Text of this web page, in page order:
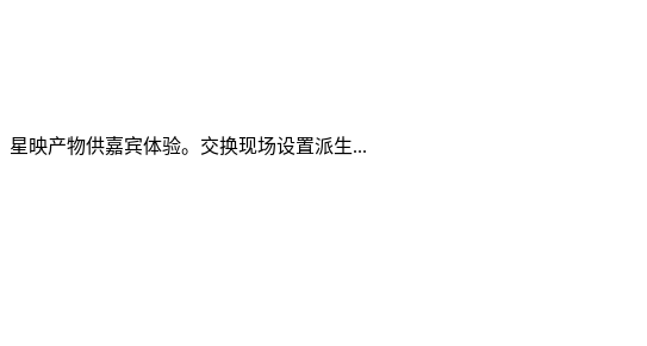
映产物供嘉宾体验。交换现场设置派生...